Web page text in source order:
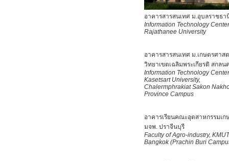
อาคารสารสนเทศ ม.อุบลราชธา
Information Technology
Rajathanee University
อาคารสารสนเทศ ม.เกษตรศาส
วิทยาเขตเฉลิมพระเกียรติ สกลน
Information Technology
Kasetsart University,
Chalermphrakiat Sakon
Province Campus
อาคารเรียนคณะอุตสาหกรรมเก
มจพ. ปราจีนบุรี
Faculty of Agro-industry,
Bangkok (Prachin Buri